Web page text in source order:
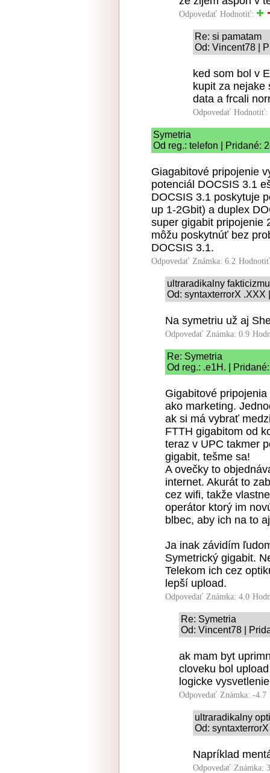
Odpovedať Hodnotiť:
Re: si pamatam
Od: Vincent78 |
ked som bol v
kupit za nejake
data a frcali
Odpovedať Hodnotiť:
Symetria
Od reg.: telefon | Pridané:
Giagabitové pripojenie
potenciál DOCSIS 3.1
DOCSIS 3.1 poskytuje
up 1-2Gbit) a duplex
super gigabit pripojenie
môžu poskytnúť bez
DOCSIS 3.1.
Odpovedať Známka: 6.2
ultraradikalny
Od: syntaxterrorX .XXX
Na symetriu už aj
Odpovedať Známka: 0.9
Re: Symetria
Od reg.: .e1H. |
Gigabitové
ako marketing.
ak si má vybrať
FTTH gigabitom od
teraz v UPC takmer
gigabit, tešme sa!
A ovečky to
internet. Akurát to
cez wifi, takže
operátor ktorý im
blbec, aby ich na to
Ja inak závidím
Symetrický gigabit.
Telekom ich cez
lepší upload.
Odpovedať Známka: 4.0
Re: Symetria
Od: Vincent78 |
ak mam byt
cloveku bol
logicke
Odpovedať Známka: -4.7
ultraradikalny
Od:
Napríklad
Odpovedať Známka: